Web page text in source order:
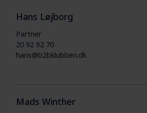
Hans Løjborg
Partner
20 92 92 70
hans@b2bklubben.dk
Mads Winther